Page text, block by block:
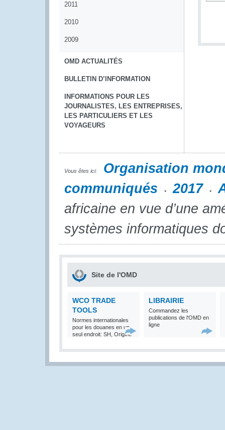
2011
2010
2009
OMD ACTUALITÉS
BULLETIN D’INFORMATION
INFORMATIONS POUR LES
JOURNALISTES, LES ENTREPRISES,
LES PARTICULIERS ET LES
VOYAGEURS
Vous êtes ici:
Organisation
communiqués
2017
africaine en vue d’une
systèmes informatiques
Site de l'OMD
WCO TRADE
TOOLS
Normes internationales
pour les douanes en un
seul endroit: SH, Origine
LIBRAIRIE
Commandez les
publications de l'OMD en
ligne